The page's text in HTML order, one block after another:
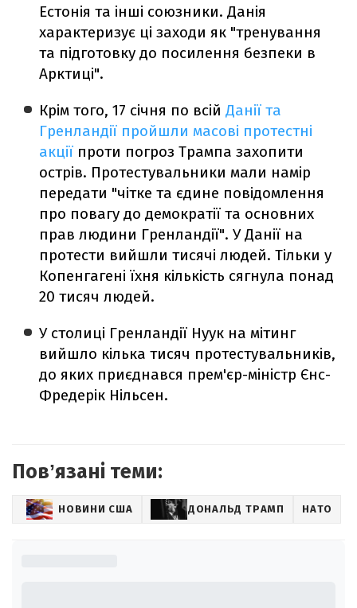
Естонія та інші союзники. Данія
характеризує ці заходи як "тренування
та підготовку до посилення безпеки в
Арктиці".
Крім того, 17 січня по всійДанії та
Гренландії пройшли масові протестні
акції проти погроз Трампа захопити
острів. Протестувальники мали намір
передати "чітке та єдине повідомлення
про повагу до демократії та основних
прав людини Гренландії". У Данії на
протести вийшли тисячі людей. Тільки у
Копенгагені їхня кількість сягнула понад
20 тисяч людей.
У столиці Гренландії Нуук на мітинг
вийшло кілька тисяч протестувальників,
до яких приєднався прем'єр-міністр Єнс-
Фредерік Нільсен.
Повʼязані теми:
НОВИНИ США ДОНАЛЬД ТРАМП НАТО